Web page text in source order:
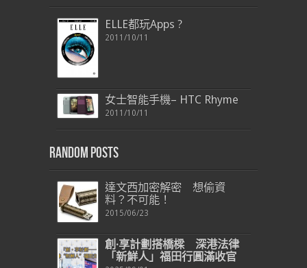
ELLE都玩Apps ?
2011/10/11
女士智能手機– HTC Rhyme
2011/10/11
Random Posts
達文西加密解密 想偷資
料？不可能！
2015/06/23
創·享計劃搭橋樑 深港法律
「新鮮人」福田行圓滿收官